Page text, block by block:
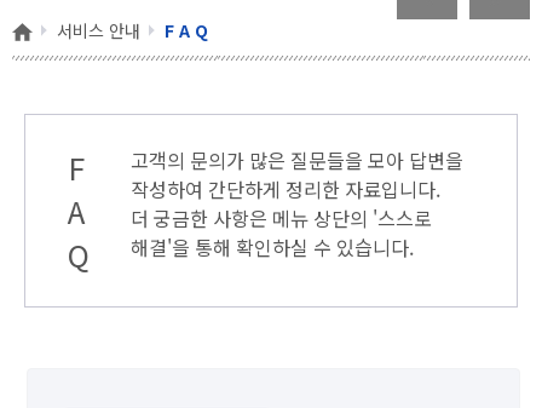
홈 서비스 안내 F A Q
F
A
Q
고객의 문의가 많은 질문들을 모아 답변을
작성하여 간단하게 정리한 자료입니다.
더 궁금한 사항은 메뉴 상단의 '스스로
해결'을 통해 확인하실 수 있습니다.